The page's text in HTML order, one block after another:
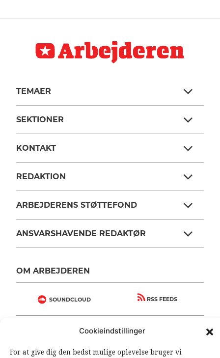
Cookieindstillinger
For at give dig den bedst mulige oplevelse bruger vi
TEMAER
SEKTIONER
KONTAKT
REDAKTION
ARBEJDERENS STØTTEFOND
ANSVARSHAVENDE REDAKTØR
OM ARBEJDEREN
SOUNDCLOUD RSS FEEDS
FØLG ARBEJDEREN
| |